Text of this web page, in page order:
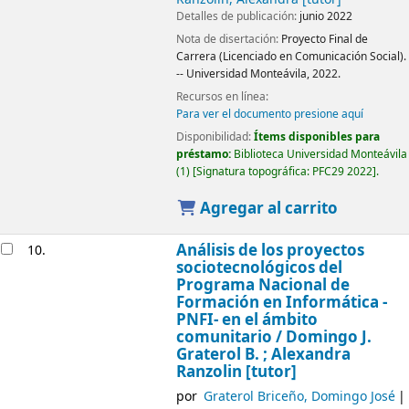
Detalles de publicación: junio 2022
Nota de disertación: Proyecto Final de
Carrera (Licenciado en Comunicación Social).
-- Universidad Monteávila, 2022.
Recursos en línea:
Para ver el documento presione aquí
Disponibilidad:Ítems disponibles para
préstamo: Biblioteca Universidad Monteávila
(1) Signatura topográfica: PFC29 2022 .
Agregar al carrito
10. Análisis de los proyectos
sociotecnológicos del
Programa Nacional de
Formación en Informática -
PNFI- en el ámbito
comunitario / Domingo J.
Graterol B. ; Alexandra
Ranzolin [tutor]
por Graterol Briceño, Domingo José